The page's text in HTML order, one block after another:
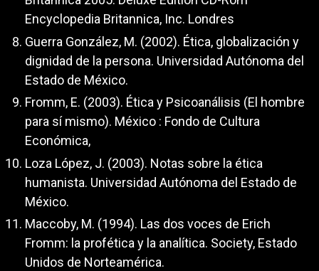
Encyclopedia Britannica, Inc. Londres
Guerra González, M. (2002). Ética, globalización y
dignidad de la persona. Universidad Autónoma del
Estado de México.
Fromm, E. (2003). Ética y Psicoanálisis (El hombre
para sí mismo). México : Fondo de Cultura
Económica,
Loza López, J. (2003). Notas sobre la ética
humanista. Universidad Autónoma del Estado de
México.
Maccoby, M. (1994). Las dos voces de Erich
Fromm: la profética y la analítica. Society, Estado
Unidos de Norteamérica.